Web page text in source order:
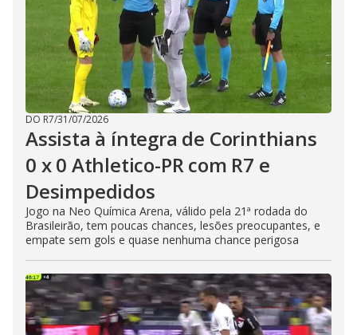
DO R7/31/07/2026
Assista à íntegra de Corinthians
0 x 0 Athletico-PR com R7 e
Desimpedidos
Jogo na Neo Química Arena, válido pela 21ª rodada do
Brasileirão, tem poucas chances, lesões preocupantes, e
empate sem gols e quase nenhuma chance perigosa